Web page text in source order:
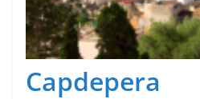
Capdepera